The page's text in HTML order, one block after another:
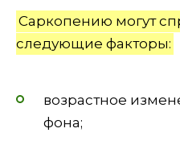
Саркопению могут
следующие факторы:
возрастное
фона;